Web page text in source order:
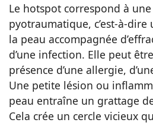
Le hotspot correspond à
pyotraumatique, c’est-à-
la peau accompagnée
d’une infection. Elle peut
présence d’une allergie,
Une petite lésion ou
peau entraîne un grattage
Cela crée un cercle vicieux